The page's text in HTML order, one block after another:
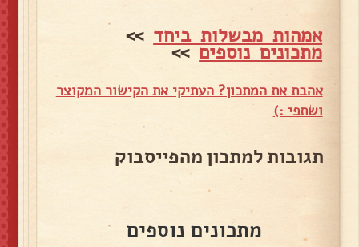
אמהות מבשלות ביחד >>
מתכונים נוספים>>
אהבת את המתכון? העתיקי את הקישור המקוצר
ושתפי :)
תגובות למתכון מהפייסבוק
מתכונים נוספים